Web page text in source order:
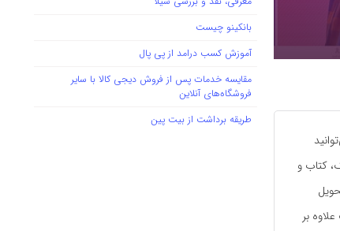
پوشاک، کتاب و
بر
بانکینو چیست
آموزش کسب درامد از پی پال
مقایسه خدمات پس از فروش دیجی کالا با سایر
فروشگاه‌های آنلاین
طریقه برداشت از بیت پین